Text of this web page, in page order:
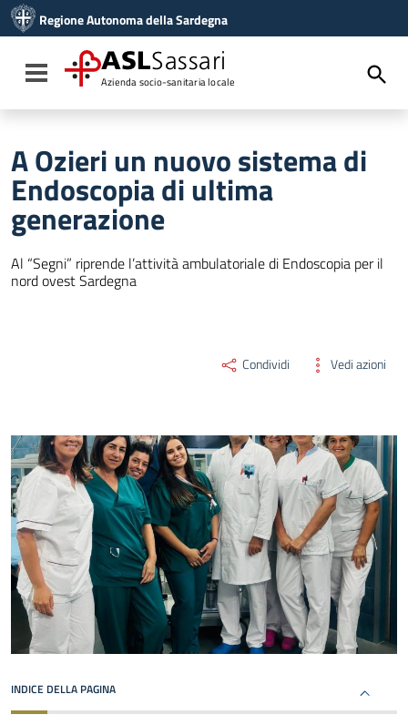
Vai al menu di navigazione
Vai al footer
Regione Autonoma della Sardegna
Toggle navigation
ASLSassari
Azienda socio-sanitaria locale
A Ozieri un nuovo sistema di
Endoscopia di ultima
generazione
Al “Segni” riprende l’attività ambulatoriale di Endoscopia per il
nord ovest Sardegna
Condividi Vedi azioni
INDICE DELLA PAGINA